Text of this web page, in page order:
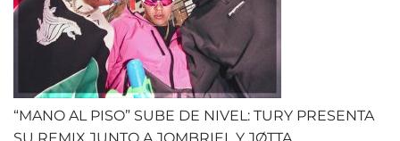
“MANO AL PISO” SUBE DE NIVEL: TURY PRESENTA